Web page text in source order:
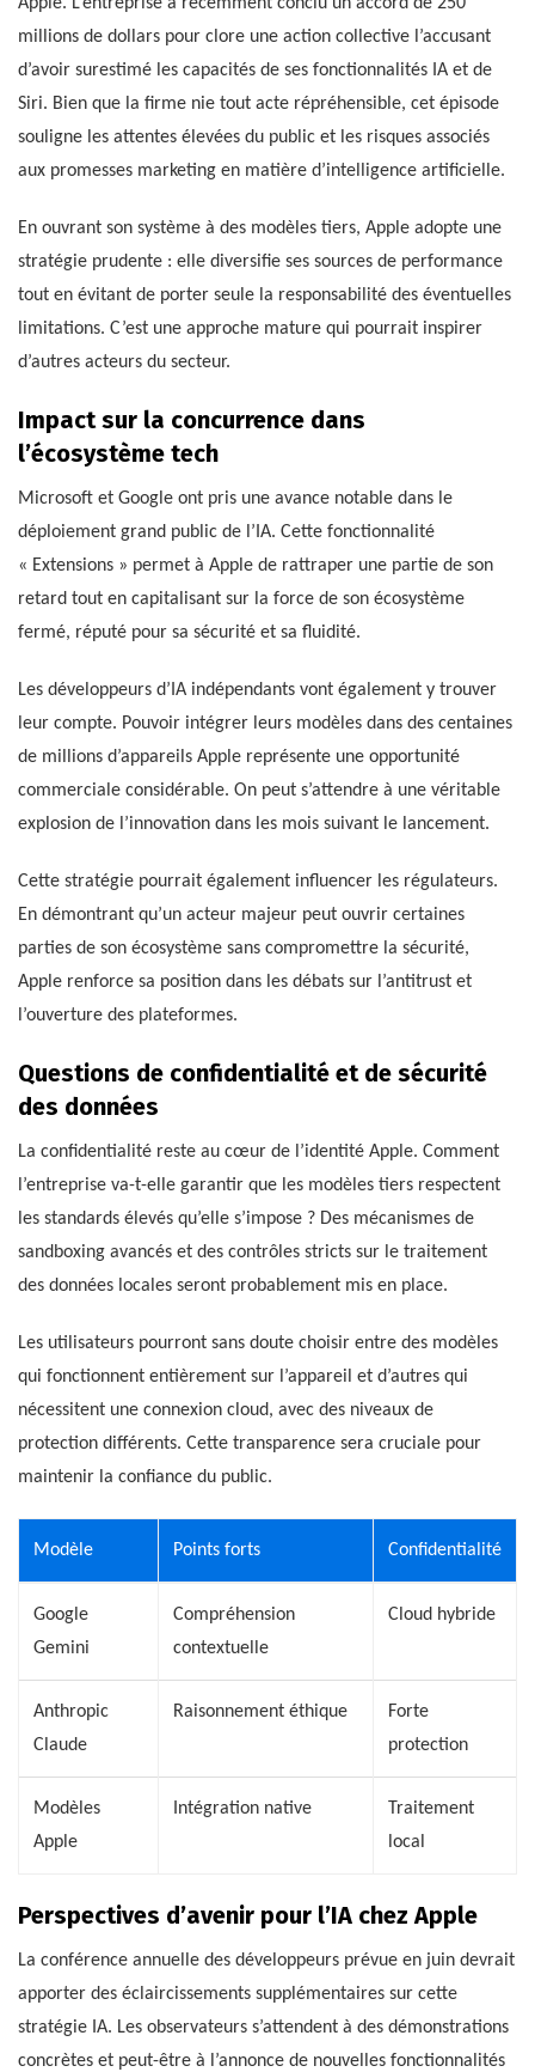
millions de dollars pour clore une action collective l’accusant
d’avoir surestimé les capacités de ses fonctionnalités IA et de
Siri. Bien que la firme nie tout acte répréhensible, cet épisode
souligne les attentes élevées du public et les risques associés
aux promesses marketing en matière d’intelligence artificielle.
En ouvrant son système à des modèles tiers, Apple adopte une
stratégie prudente : elle diversifie ses sources de performance
tout en évitant de porter seule la responsabilité des éventuelles
limitations. C’est une approche mature qui pourrait inspirer
d’autres acteurs du secteur.
Impact sur la concurrence dans
l’écosystème tech
Microsoft et Google ont pris une avance notable dans le
déploiement grand public de l’IA. Cette fonctionnalité
« Extensions » permet à Apple de rattraper une partie de son
retard tout en capitalisant sur la force de son écosystème
fermé, réputé pour sa sécurité et sa fluidité.
Les développeurs d’IA indépendants vont également y trouver
leur compte. Pouvoir intégrer leurs modèles dans des centaines
de millions d’appareils Apple représente une opportunité
commerciale considérable. On peut s’attendre à une véritable
explosion de l’innovation dans les mois suivant le lancement.
Cette stratégie pourrait également influencer les régulateurs.
En démontrant qu’un acteur majeur peut ouvrir certaines
parties de son écosystème sans compromettre la sécurité,
Apple renforce sa position dans les débats sur l’antitrust et
l’ouverture des plateformes.
Questions de confidentialité et de sécurité
des données
La confidentialité reste au cœur de l’identité Apple. Comment
l’entreprise va-t-elle garantir que les modèles tiers respectent
les standards élevés qu’elle s’impose ? Des mécanismes de
sandboxing avancés et des contrôles stricts sur le traitement
des données locales seront probablement mis en place.
Les utilisateurs pourront sans doute choisir entre des modèles
qui fonctionnent entièrement sur l’appareil et d’autres qui
nécessitent une connexion cloud, avec des niveaux de
protection différents. Cette transparence sera cruciale pour
maintenir la confiance du public.
Modèle Points forts Confidentialité
Google
Gemini
Compréhension
contextuelle
Cloud hybride
Anthropic
Claude
Raisonnement éthique
Forte
protection
Modèles
Apple
Intégration native
Traitement
local
Perspectives d’avenir pour l’IA chez Apple
La conférence annuelle des développeurs prévue en juin devrait
apporter des éclaircissements supplémentaires sur cette
stratégie IA. Les observateurs s’attendent à des démonstrations
concrètes et peut-être à l’annonce de nouvelles fonctionnalités